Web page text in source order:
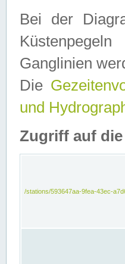
Bei der
Ganglinien
Die
und
Zugriff auf
/stations/593647aa-9fea-43ec-